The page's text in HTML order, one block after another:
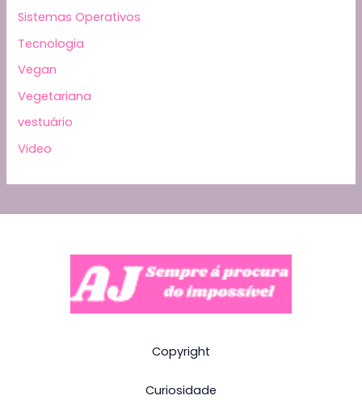
Sistemas Operativos
Tecnologia
Vegan
Vegetariana
vestuário
Video
Copyright
Curiosidade